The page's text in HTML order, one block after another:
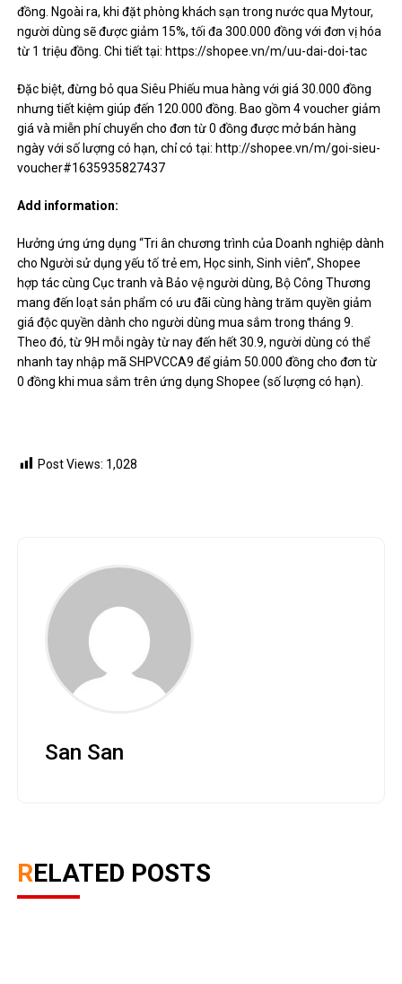
đồng. Ngoài ra, khi đặt phòng khách sạn trong nước qua Mytour,
người dùng sẽ được giảm 15%, tối đa 300.000 đồng với đơn vị hóa
từ 1 triệu đồng. Chi tiết tại: https://shopee.vn/m/uu-dai-doi-tac
Đặc biệt, đừng bỏ qua Siêu Phiếu mua hàng với giá 30.000 đồng
nhưng tiết kiệm giúp đến 120.000 đồng. Bao gồm 4 voucher giảm
giá và miễn phí chuyển cho đơn từ 0 đồng được mở bán hàng
ngày với số lượng có hạn, chỉ có tại: http://shopee.vn/m/goi-sieu-
voucher#1635935827437
Add information:
Hưởng ứng ứng dụng “Tri ân chương trình của Doanh nghiệp dành
cho Người sử dụng yếu tố trẻ em, Học sinh, Sinh viên”, Shopee
hợp tác cùng Cục tranh và Bảo vệ người dùng, Bộ Công Thương
mang đến loạt sản phẩm có ưu đãi cùng hàng trăm quyền giảm
giá độc quyền dành cho người dùng mua sắm trong tháng 9.
Theo đó, từ 9H mỗi ngày từ nay đến hết 30.9, người dùng có thể
nhanh tay nhập mã SHPVCCA9 để giảm 50.000 đồng cho đơn từ
0 đồng khi mua sắm trên ứng dụng Shopee (số lượng có hạn).
Post Views: 1,028
San San
RELATED POSTS